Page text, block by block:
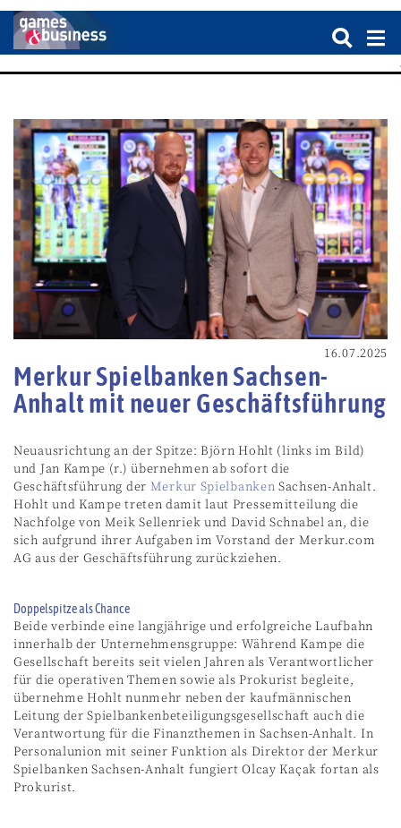
16.07.2025
Merkur Spielbanken Sachsen-
Anhalt mit neuer Geschäftsführung
Neuausrichtung an der Spitze: Björn Hohlt (links im Bild)
und Jan Kampe (r.) übernehmen ab sofort die
Geschäftsführung der Merkur Spielbanken Sachsen-Anhalt.
Hohlt und Kampe treten damit laut Pressemitteilung die
Nachfolge von Meik Sellenriek und David Schnabel an, die
sich aufgrund ihrer Aufgaben im Vorstand der Merkur.com
AG aus der Geschäftsführung zurückziehen.
Doppelspitze als Chance
Beide verbinde eine langjährige und erfolgreiche Laufbahn
innerhalb der Unternehmensgruppe: Während Kampe die
Gesellschaft bereits seit vielen Jahren als Verantwortlicher
für die operativen Themen sowie als Prokurist begleite,
übernehme Hohlt nunmehr neben der kaufmännischen
Leitung der Spielbankenbeteiligungsgesellschaft auch die
Verantwortung für die Finanzthemen in Sachsen-Anhalt. In
Personalunion mit seiner Funktion als Direktor der Merkur
Spielbanken Sachsen-Anhalt fungiert Olcay Kaçak fortan als
Prokurist.